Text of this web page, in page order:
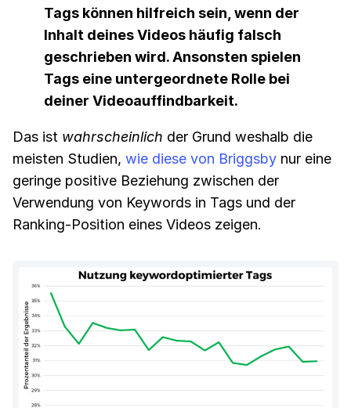
Tags können hilfreich sein, wenn der
Inhalt deines Videos häufig falsch
geschrieben wird. Ansonsten spielen
Tags eine untergeordnete Rolle bei
deiner Videoauffindbarkeit.
Das ist wahrscheinlich der Grund weshalb die
meisten Studien, wie diese von Briggsby nur eine
geringe positive Beziehung zwischen der
Verwendung von Keywords in Tags und der
Ranking-Position eines Videos zeigen.